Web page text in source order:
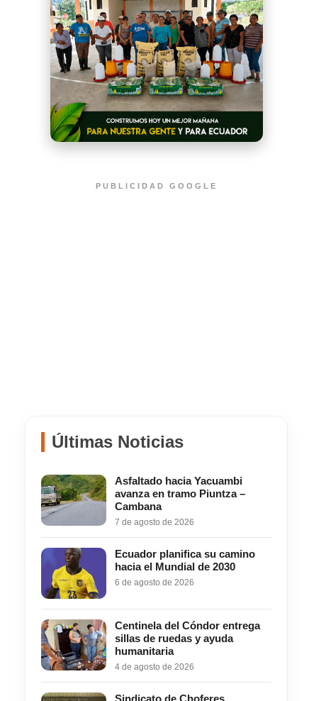
PUBLICIDAD GOOGLE
Últimas Noticias
Asfaltado hacia Yacuambi
avanza en tramo Piuntza –
Cambana
7 de agosto de 2026
Ecuador planifica su camino
hacia el Mundial de 2030
6 de agosto de 2026
Centinela del Cóndor entrega
sillas de ruedas y ayuda
humanitaria
4 de agosto de 2026
Sindicato de Choferes